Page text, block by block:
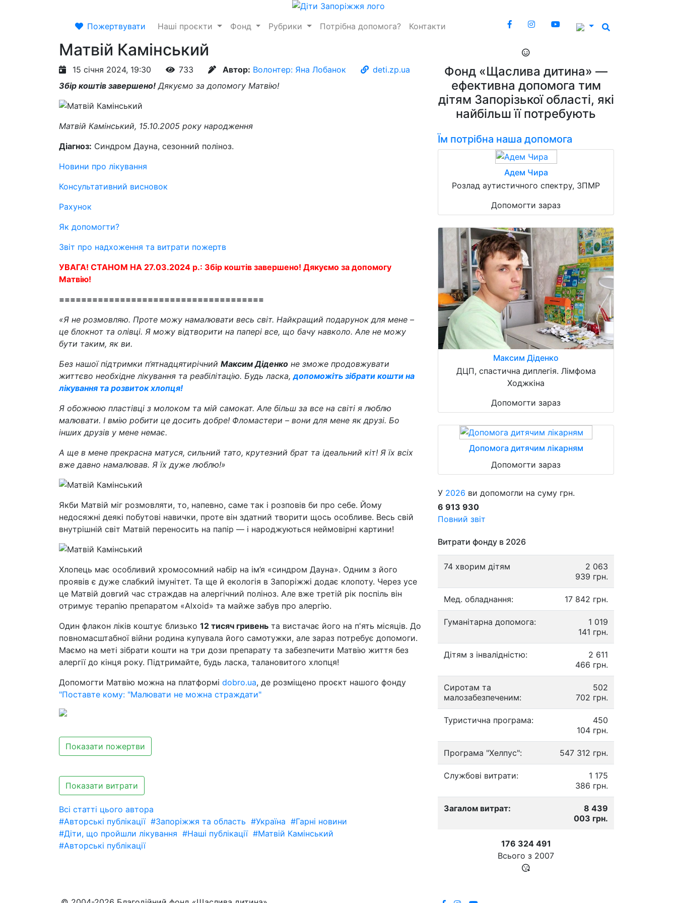
Пожертвувати Наші проєкти Фонд Рубрики Потрібна допомога? Контакти
Матвій Камінський
15 січня 2024, 19:30 733 Автор: Волонтер: Яна Лобанок
deti.zp.ua
Збір коштів завершено! Дякуємо за допомогу Матвію!
Матвій Камінський, 15.10.2005 року народження
Діагноз: Синдром Дауна, сезонний поліноз.
Новини про лікування
Консультативний висновок
Рахунок
Як допомогти?
Звіт про надхоження та витрати пожертв
УВАГА! СТАНОМ НА 27.03.2024 р.: Збір коштів завершено! Дякуємо за допомогу
Матвію!
=====================================
«Я не розмовляю. Проте можу намалювати весь світ. Найкращий подарунок для мене –
це блокнот та олівці. Я можу відтворити на папері все, що бачу навколо. Але не можу
бути таким, як ви.
Без нашої підтримки п’ятнадцятирічний Максим Діденко не зможе продовжувати
життєво необхідне лікування та реабілітацію. Будь ласка,допоможіть зібрати кошти на
лікування та розвиток хлопця!
Я обожнюю пластівці з молоком та мій самокат. Але більш за все на світі я люблю
малювати. І вмію робити це досить добре! Фломастери – вони для мене як друзі. Бо
інших друзів у мене немає.
А ще в мене прекрасна матуся, сильний тато, крутезний брат та ідеальний кіт! Я їх всіх
вже давно намалював. Я їх дуже люблю!»
Якби Матвій міг розмовляти, то, напевно, саме так і розповів би про себе. Йому
недосяжні деякі побутові навички, проте він здатний творити щось особливе. Весь свій
внутрішній світ Матвій переносить на папір — і народжуються неймовірні картини!
Хлопець має особливий хромосомний набір на ім’я «синдром Дауна». Одним з його
проявів є дуже слабкий імунітет. Та ще й екологія в Запоріжжі додає клопоту. Через усе
це Матвій довгий час страждав на алергічний поліноз. Але вже третій рік поспіль він
отримує терапію препаратом «Alxoid» та майже забув про алергію.
Один флакон ліків коштує близько 12 тисяч гривень та вистачає його на п'ять місяців. До
повномасштабної війни родина купувала його самотужки, але зараз потребує допомоги.
Маємо на меті зібрати кошти на три дози препарату та забезпечити Матвію життя без
алергії до кінця року. Підтримайте, будь ласка, талановитого хлопця!
Допомогти Матвію можна на платформі dobro.ua, де розміщено проєкт нашого фонду
"Поставте кому: "Малювати не можна страждати"
Показати пожертви
Показати витрати
Всі статті цього автора
#Авторські публікації #Запоріжжя та область #Україна #Гарні новини
#Діти, що пройшли лікування #Наші публікації #Матвій Камінський
#Авторські публікації
Фонд «Щаслива дитина» —
ефективна допомога тим
дітям Запорізької області, які
найбільш її потребують
Їм потрібна наша допомога
Адем Чира
Розлад аутистичного спектру, ЗПМР
Допомогти зараз
Максим Діденко
ДЦП, спастична диплегія. Лімфома
Ходжкіна
Допомогти зараз
Допомога дитячим лікарням
Допомогти зараз
У 2026 ви допомогли на суму грн.
6 913 930
Повний звіт
Витрати фонду в 2026
74 хворим дітям
2 063
939 грн.
Мед. обладнання: 17 842 грн.
Гуманітарна допомога:
1 019
141 грн.
Дітям з інвалідністю:
2 611
466 грн.
Сиротам та
малозабезпеченим:
502
702 грн.
Туристична програма:
450
104 грн.
Програма "Хелпус": 547 312 грн.
Службові витрати:
1 175
386 грн.
Загалом витрат:
8 439
003 грн.
176 324 491
Всього з 2007